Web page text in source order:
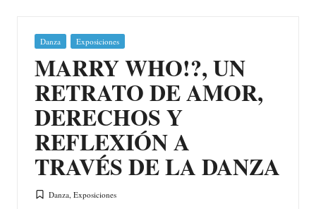
Publicada
Danza Exposiciones
MARRY WHO!?, UN
RETRATO DE AMOR,
DERECHOS Y
REFLEXIÓN A
TRAVÉS DE LA DANZA
Publicada
Danza ,Exposiciones